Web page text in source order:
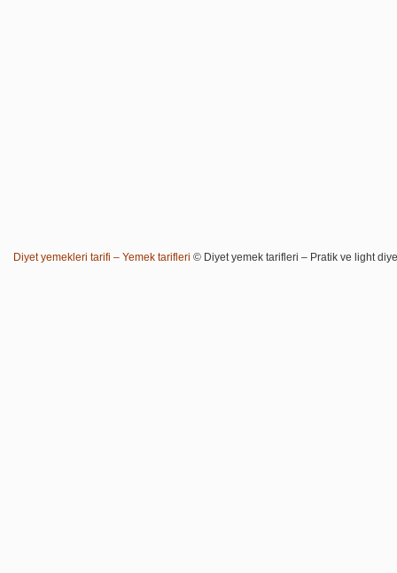
Diyet yemekleri tarifi – Yemek tarifleri © Diyet yemek tarifleri – Pratik ve light